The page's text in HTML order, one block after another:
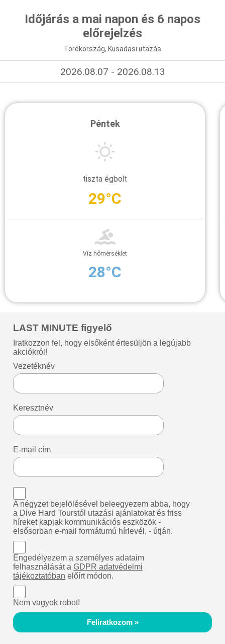
Időjárás a mai napon és 6 napos
előrejelzés
Törökország, Kusadasi utazás
2026.08.07 - 2026.08.13
Péntek
tiszta égbolt
29°C
Víz hőmérséklet
28°C
LAST MINUTE figyelő
Iratkozzon fel, hogy elsőként értesüljön a legújabb
akciókról!
Vezetéknév
Keresztnév
E-mail cím
A négyzet bejelölésével beleegyezem abba, hogy
a Dive Hard Tourstól utazási ajánlatokat és friss
híreket kapjak kommunikációs eszközök -
elsősorban e-mail formátumú hírlevél, - útján.
Engedélyezem a személyes adataim
felhasználását aGDPR adatvédelmi
tájékoztatóban előírt módon.
Nem vagyok robot!
Feliratkozom »